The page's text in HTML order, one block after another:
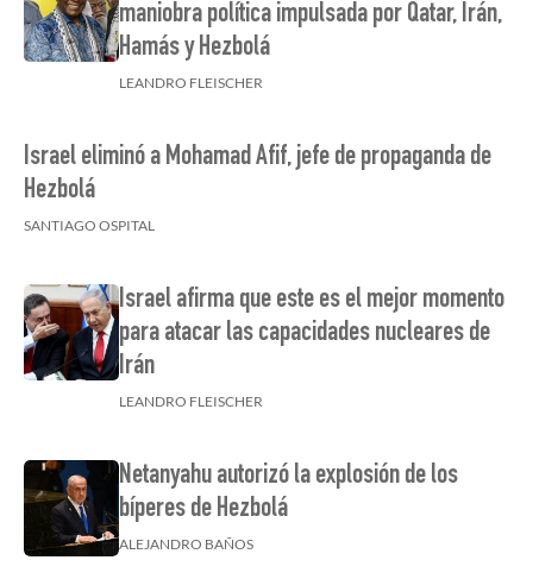
maniobra política impulsada por Qatar, Irán,
Hamás y Hezbolá
LEANDRO FLEISCHER
Israel eliminó a Mohamad Afif, jefe de propaganda de
Hezbolá
SANTIAGO OSPITAL
Israel afirma que este es el mejor momento
para atacar las capacidades nucleares de
Irán
LEANDRO FLEISCHER
Netanyahu autorizó la explosión de los
bíperes de Hezbolá
ALEJANDRO BAÑOS